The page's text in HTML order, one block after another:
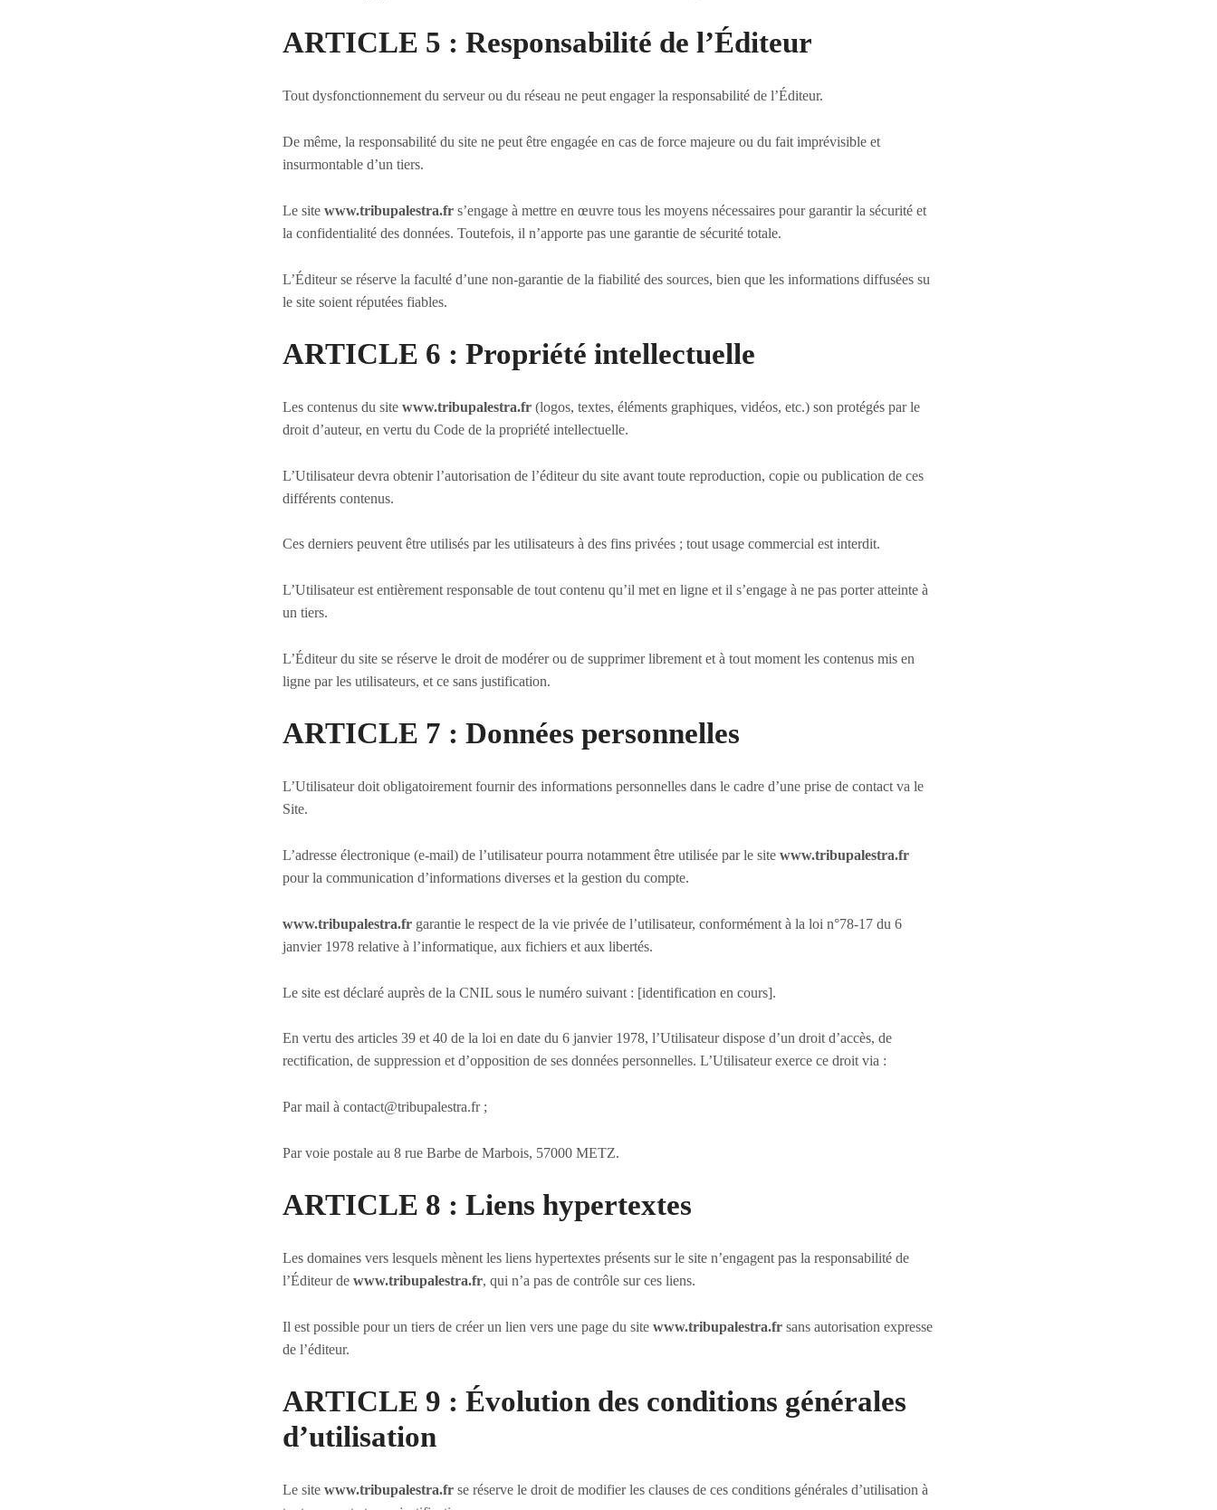
ARTICLE 5 : Responsabilité de l’Éditeur
Tout dysfonctionnement du serveur ou du réseau ne peut engager la responsabilité de l’Éditeur.
De même, la responsabilité du site ne peut être engagée en cas de force majeure ou du fait imprévisible et
insurmontable d’un tiers.
Le site www.tribupalestra.fr s’engage à mettre en œuvre tous les moyens nécessaires pour garantir la sécurité et
la confidentialité des données. Toutefois, il n’apporte pas une garantie de sécurité totale.
L’Éditeur se réserve la faculté d’une non-garantie de la fiabilité des sources, bien que les informations diffusées su
le site soient réputées fiables.
ARTICLE 6 : Propriété intellectuelle
Les contenus du site www.tribupalestra.fr (logos, textes, éléments graphiques, vidéos, etc.) son protégés par le
droit d’auteur, en vertu du Code de la propriété intellectuelle.
L’Utilisateur devra obtenir l’autorisation de l’éditeur du site avant toute reproduction, copie ou publication de ces
différents contenus.
Ces derniers peuvent être utilisés par les utilisateurs à des fins privées ; tout usage commercial est interdit.
L’Utilisateur est entièrement responsable de tout contenu qu’il met en ligne et il s’engage à ne pas porter atteinte à
un tiers.
L’Éditeur du site se réserve le droit de modérer ou de supprimer librement et à tout moment les contenus mis en
ligne par les utilisateurs, et ce sans justification.
ARTICLE 7 : Données personnelles
L’Utilisateur doit obligatoirement fournir des informations personnelles dans le cadre d’une prise de contact va le
Site.
L’adresse électronique (e-mail) de l’utilisateur pourra notamment être utilisée par le site www.tribupalestra.fr
pour la communication d’informations diverses et la gestion du compte.
www.tribupalestra.fr garantie le respect de la vie privée de l’utilisateur, conformément à la loi n°78-17 du 6
janvier 1978 relative à l’informatique, aux fichiers et aux libertés.
Le site est déclaré auprès de la CNIL sous le numéro suivant : [identification en cours].
En vertu des articles 39 et 40 de la loi en date du 6 janvier 1978, l’Utilisateur dispose d’un droit d’accès, de
rectification, de suppression et d’opposition de ses données personnelles. L’Utilisateur exerce ce droit via :
Par mail à contact@tribupalestra.fr ;
Par voie postale au 8 rue Barbe de Marbois, 57000 METZ.
ARTICLE 8 : Liens hypertextes
Les domaines vers lesquels mènent les liens hypertextes présents sur le site n’engagent pas la responsabilité de
l’Éditeur de www.tribupalestra.fr, qui n’a pas de contrôle sur ces liens.
Il est possible pour un tiers de créer un lien vers une page du site www.tribupalestra.fr sans autorisation expresse
de l’éditeur.
ARTICLE 9 : Évolution des conditions générales
d’utilisation
Le site www.tribupalestra.fr se réserve le droit de modifier les clauses de ces conditions générales d’utilisation à